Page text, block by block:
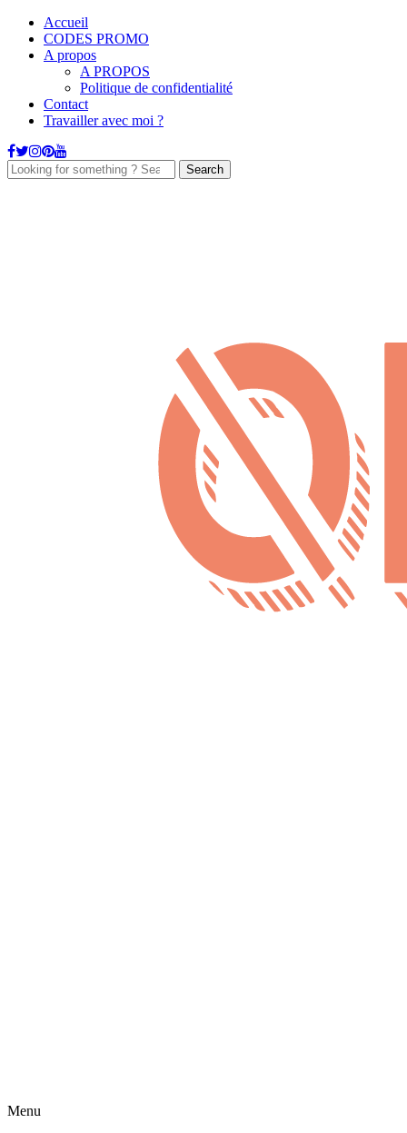
Accueil
CODES PROMO
A propos
A PROPOS
Politique de confidentialité
Contact
Travailler avec moi ?
Menu